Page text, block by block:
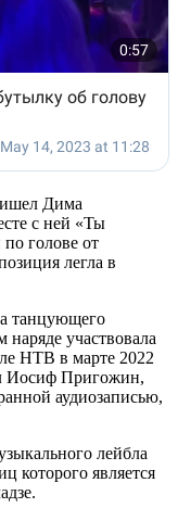
Дима
с ней «Ты
голове от
легла в
танцующего
участвовала
НТВ в марте 2022
Иосиф Пригожин,
аудиозаписью,
лейбла
которого является